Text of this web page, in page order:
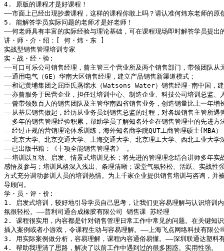
4. 原版的课程才是好课程！
――市面上已经出现抄袭课程，这样的课程你敢上吗？请认准何炜东老师的原
5. 能解答学员实际问题的老师才是好老师！
――何老师具有丰富的实际经验与理论基础，可在课程现场即时解答学员提出
讲・师・介・绍：[ 何・炜・东 ]
实战型销售管理培训专家
实・战・经・验:
――可口可乐公司销售经理，曾主管三个营业所及两个销售部门，带领团队从
――通用电气（GE）华南大区销售经理，建立产品销售新渠道模式；
――和记黄埔集团之屈臣氏蒸馏水（Watsons Water）销售经理-南中
――亦曾服务于民营企业，担任过培训中心、制造企业、科技公司培训总监、
――曾带领数百人的销售团队及主管华南四省销售业务，创造销量比上一年增
――从基层销售做起，经历从业务员到销售总监的过程，对各级销售主管所遇
――多年的销售管理经验积累，帮助学员了解知名外企在销售管理中的先进方
――经过正规的营销理论体系训练，海外知名商学院QUT工商管理硕士(MBA）
――北京大学、北京交通大学、上海交通大学、北京理工大学、西北工业大学
――已出版书籍：《十项全能销售管理者》 。
――培训以互动、启发、情景式培训见长；将先进的管理理念结合讲师多年实
感悟及参与；培训风格深入浅出、条理清晰；课堂气氛轻松、活跃、实战性
方式充分调动参训人员的培训热情。为上千家企业提供销售培训与咨询，并
导顾问。
学・员・评・价:
1. 启发式培训，较好地引导学员自己思考，让我们更容易理解与认识培训
氛很轻松。――普利司通合成橡胶有限公司 销售课 苏经理
2. 课程很实用，内容都是针对销售管理日常工作中常见的问题。在关键知
插入案例或者小游戏，令课程生动与容易理解。――上海飞点网络科技有限
3. 用实际案例做分析，容易理解，课程内容通俗易懂。――深圳联通达塑料
4. 帮助我理清了思路，解决了以前工作中遇到过的很多困惑。实用性强。